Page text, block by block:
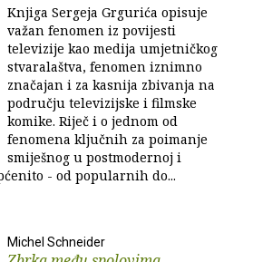
Knjiga Sergeja Grgurića opisuje
važan fenomen iz povijesti
televizije kao medija umjetničkog
stvaralaštva, fenomen iznimno
značajan i za kasnija zbivanja na
području televizijske i filmske
komike. Riječ i o jednom od
fenomena ključnih za poimanje
smiješnog u postmodernoj i
- od popularnih do...
Michel Schneider